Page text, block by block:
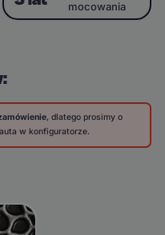
, dlatego prosimy o
w konfiguratorze.
mocowania